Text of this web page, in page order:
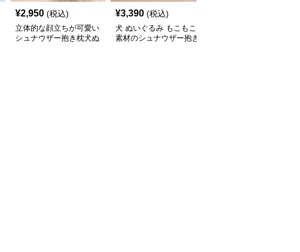
¥2,950 (税込)
立体的な顔立ちが可愛い
シュナウザー抱き枕犬ぬ
¥3,390 (税込)
犬 ぬいぐるみ もこもこ
素材のシュナウザー抱き